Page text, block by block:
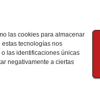
las cookies para almacenar
tecnologías nos
las identificaciones únicas
negativamente a ciertas